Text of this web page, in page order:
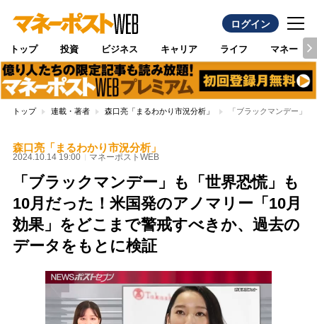
ログイン
トップ 投資 ビジネス キャリア ライフ マネー
トップ 連載・著者 森口亮「まるわかり市況分析」 「ブラックマンデー」
森口亮「まるわかり市況分析」
2024.10.14 19:00 マネーポストWEB
「ブラックマンデー」も「世界恐慌」も
10月だった！米国発のアノマリー「10月
効果」をどこまで警戒すべきか、過去の
データをもとに検証